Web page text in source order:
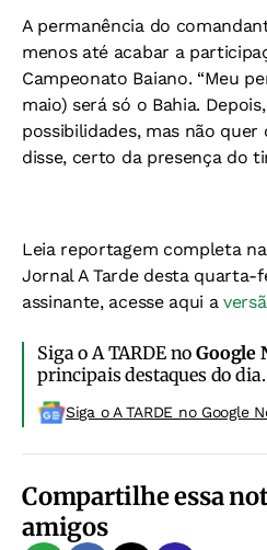
A permanência do
menos até acabar a
Campeonato Baiano. “Meu
maio) será só o Bahia.
possibilidades, mas não quer
disse, certo da presença do
Leia reportagem completa
Jornal A Tarde desta quarta-
assinante, acesse aqui a
Siga o A TARDE noGoogle
principais destaques do dia.
Siga o A TARDE no Google
Compartilhe essa
amigos